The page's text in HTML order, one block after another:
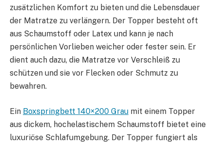
zusätzlichen Komfort zu bieten und die Lebensdauer
der Matratze zu verlängern. Der Topper besteht oft
aus Schaumstoff oder Latex und kann je nach
persönlichen Vorlieben weicher oder fester sein. Er
dient auch dazu, die Matratze vor Verschleiß zu
schützen und sie vor Flecken oder Schmutz zu
bewahren.
Ein Boxspringbett 140×200 Grau mit einem Topper
aus dickem, hochelastischem Schaumstoff bietet eine
luxuriöse Schlafumgebung. Der Topper fungiert als